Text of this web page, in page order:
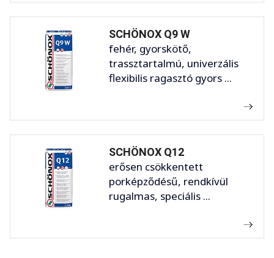
SCHÖNOX Q9 W
fehér, gyorskötő,
trassztartalmú, univerzális
flexibilis ragasztó gyors ...
SCHÖNOX Q12
erősen csökkentett
porképződésű, rendkívül
rugalmas, speciális ...